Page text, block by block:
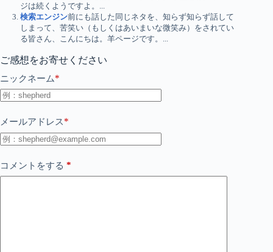
ジは続くようですよ。...
検索エンジン前にも話した同じネタを、知らず知らず話して
しまって、苦笑い（もしくはあいまいな微笑み）をされてい
る皆さん、こんにちは。羊ページです。...
ご感想をお寄せください
ニックネーム*
メールアドレス*
コメントをする *